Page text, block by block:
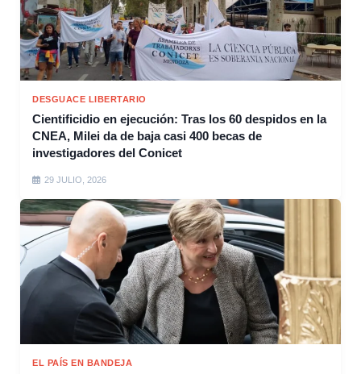
DESGUACE LIBERTARIO
Cientificidio en ejecución: Tras los 60 despidos en la
CNEA, Milei da de baja casi 400 becas de
investigadores del Conicet
29 JULIO, 2026
EL PAÍS EN BANDEJA